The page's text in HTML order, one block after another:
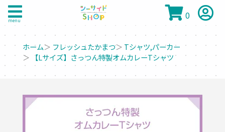
menu 0
ホーム＞ フレッシュたかまつ＞ Tシャツ,パーカー
＞ 【Lサイズ】さっつん特製オムカレーTシャツ